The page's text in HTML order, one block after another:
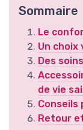
Sommaire
Le
Un choix
Des
de vie
Conseils
Retour